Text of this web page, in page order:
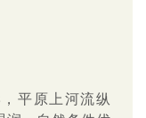
平原上河流纵